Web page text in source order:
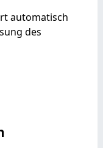
automatisch
des